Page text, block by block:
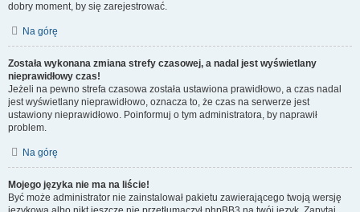
dobry moment, by się zarejestrować.
Na górę
Została wykonana zmiana strefy czasowej, a nadal jest wyświetlany
nieprawidłowy czas!
Jeżeli na pewno strefa czasowa została ustawiona prawidłowo, a czas nadal
jest wyświetlany nieprawidłowo, oznacza to, że czas na serwerze jest
ustawiony nieprawidłowo. Poinformuj o tym administratora, by naprawił
problem.
Na górę
Mojego języka nie ma na liście!
Być może administrator nie zainstalował pakietu zawierającego twoją wersję